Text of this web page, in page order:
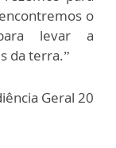
o
levar a
da terra.”
Geral 20